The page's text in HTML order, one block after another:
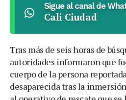
Sigue al canal de
Cali Ciudad
Tras más de seis horas de
autoridades informaron que
cuerpo de la persona
desaparecida tras la